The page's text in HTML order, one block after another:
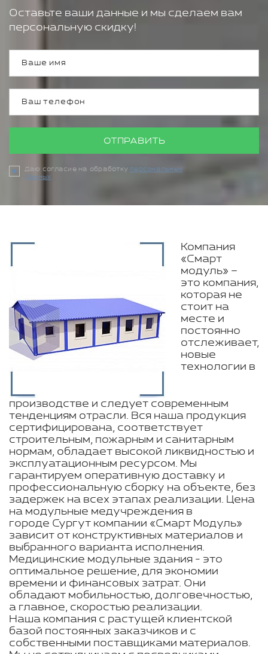
Оставьте ваши данные и мы сделаем вам
персональную скидку!
ОТПРАВИТЬ
Даю согласие на обработку персональных
данных
Компания
«Смарт
модуль» –
это компания,
которая не
стоит на
месте и
постоянно
отслеживает,
новые
технологии в
производстве и следует современным
тенденциям отрасли. Вся наша продукция
сертифицирована, соответствует
строительным, пожарным и санитарным
нормам, обладает высокой ликвидностью и
эксплуатационным ресурсом. Мы
гарантируем оперативную доставку и
профессиональную сборку на объекте, без
задержек на всех этапах реализации. Цена
на модульные медучреждения в
городе Сургут компании «Смарт Модуль»
зависит от конструктивных материалов и
выбранного варианта исполнения.
Медицинские модульные здания - это
оптимальное решение, для экономии
времени и финансовых затрат. Они
обладают мобильностью, долговечностью,
а главное, скоростью реализации.
Наша компания с растущей клиентской
базой постоянных заказчиков и с
собственными поставщиками материалов.